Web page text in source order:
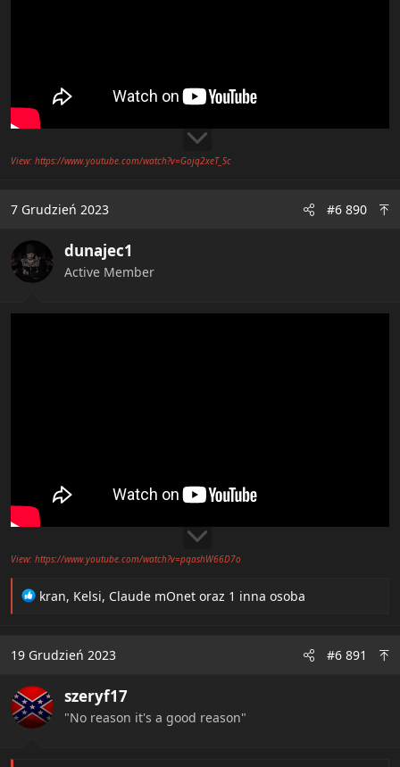
View: https://www.youtube.com/watch?v=Gojq2xeT_Sc
7 Grudzień 2023 #6 890
dunajec1
Active Member
View: https://www.youtube.com/watch?v=pqashW66D7o
R
t
o
n
s
kran, Kelsi, Claude mOnet oraz 1 inna osoba
19 Grudzień 2023 #6 891
szeryf17
"No reason it's a good reason"